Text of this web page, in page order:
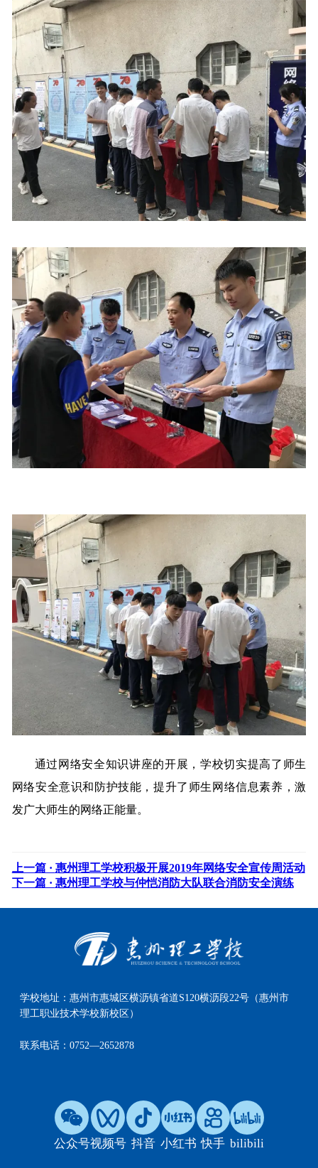
通过网络安全知识讲座的开展，学校切实提高了师生
网络安全意识和防护技能，提升了师生网络信息素养，激
发广大师生的网络正能量。
上一篇 · 惠州理工学校积极开展2019年网络安全宣传周活动
下一篇 · 惠州理工学校与仲恺消防大队联合消防安全演练
学校地址：惠州市惠城区横沥镇省道S120横沥段22号（惠州市
理工职业技术学校新校区）
联系电话：0752—2652878
公众号视频号 抖音 小红书 快手 bilibili